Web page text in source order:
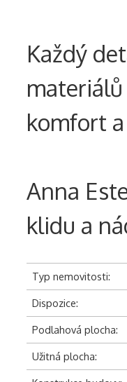
Každý
komfort
Anna
klidu a
Typ nemovitosti:
Dispozice:
Podlahová plocha:
Užitná plocha: